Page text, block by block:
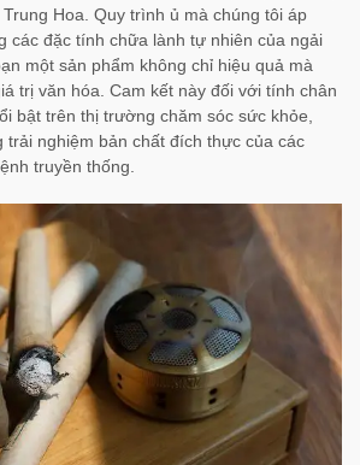
Hoa. Quy trình ủ mà chúng tôi áp
các đặc tính chữa lành tự nhiên của ngải
một sản phẩm không chỉ hiệu quả mà
trị văn hóa. Cam kết này đối với tính chân
bật trên thị trường chăm sóc sức khỏe,
trải nghiệm bản chất đích thực của các
truyền thống.